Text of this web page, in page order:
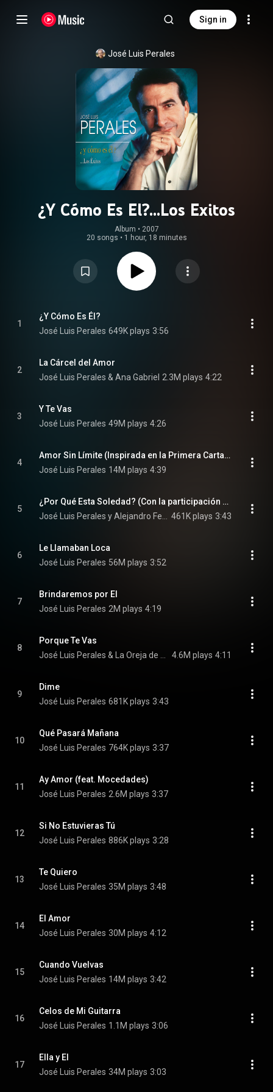
Sign in
José Luis Perales
¿Y Cómo Es El?...Los Exitos
Album • 2007
20 songs • 1 hour, 18 minutes
1
¿Y Cómo Es Él?
José Luis Perales 649K plays 3:56
2
La Cárcel del Amor
José Luis Perales & Ana Gabriel 2.3M plays 4:22
3
Y Te Vas
José Luis Perales 49M plays 4:26
4
Amor Sin Límite (Inspirada en la Primera Carta de San Pablo a los Corintios)
José Luis Perales 14M plays 4:39
5
¿Por Qué Esta Soledad? (Con la participación de Alejandro Fernández)
461K plays 3:43
6
Le Llamaban Loca
José Luis Perales 56M plays 3:52
7
Brindaremos por El
José Luis Perales 2M plays 4:19
8
Porque Te Vas
4.6M plays 4:11
9
Dime
José Luis Perales 681K plays 3:43
10
Qué Pasará Mañana
José Luis Perales 764K plays 3:37
11
Ay Amor (feat. Mocedades)
José Luis Perales 2.6M plays 3:37
12
Si No Estuvieras Tú
José Luis Perales 886K plays 3:28
13
Te Quiero
José Luis Perales 35M plays 3:48
14
El Amor
José Luis Perales 30M plays 4:12
15
Cuando Vuelvas
José Luis Perales 14M plays 3:42
16
Celos de Mi Guitarra
José Luis Perales 1.1M plays 3:06
17
Ella y El
José Luis Perales 34M plays 3:03